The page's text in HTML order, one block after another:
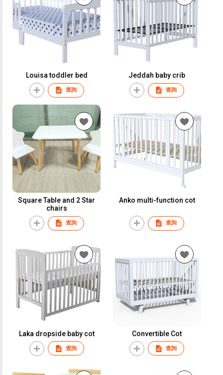
Louisa toddler bed
查詢
Jeddah baby crib
查詢
Square Table and 2 Star
chairs
查詢
Anko multi-function cot
查詢
Laka dropside baby cot
查詢
Convertible Cot
查詢